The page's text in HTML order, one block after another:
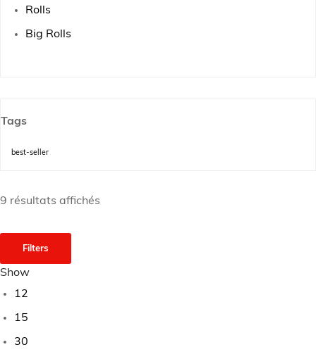
Rolls
Big Rolls
Tags
best-seller
9 résultats affichés
Filters
Show
12
15
30